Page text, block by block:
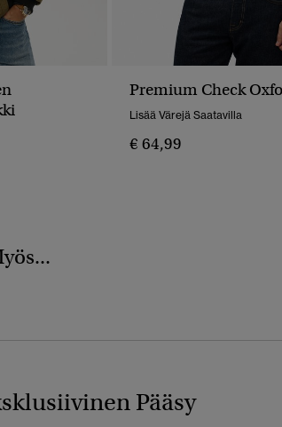
Premium Check
Lisää Värejä Saatavilla
€ 64,99
Pääsy